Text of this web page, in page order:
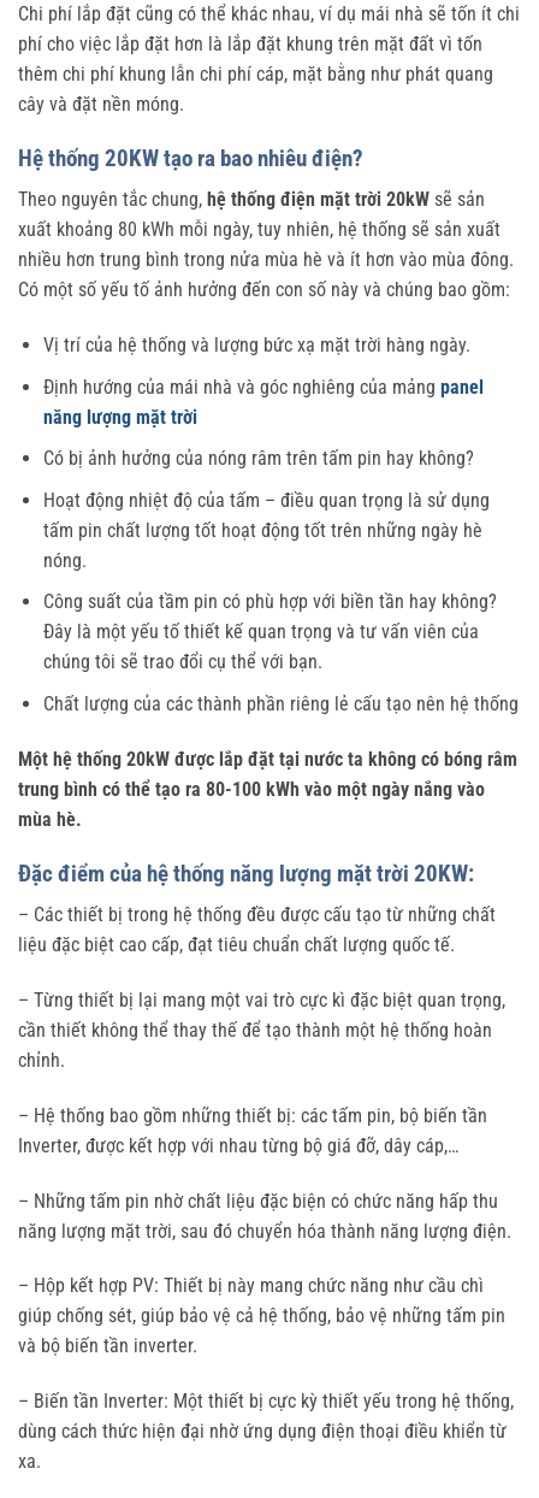
Chi phí lắp đặt cũng có thể khác nhau, ví dụ mái nhà sẽ tốn ít chi
phí cho việc lắp đặt hơn là lắp đặt khung trên mặt đất vì tốn
thêm chi phí khung lẫn chi phí cáp, mặt bằng như phát quang
cây và đặt nền móng.
Hệ thống 20KW tạo ra bao nhiêu điện?
Theo nguyên tắc chung, hệ thống điện mặt trời 20kW sẽ sản
xuất khoảng 80 kWh mỗi ngày, tuy nhiên, hệ thống sẽ sản xuất
nhiều hơn trung bình trong nửa mùa hè và ít hơn vào mùa đông.
Có một số yếu tố ảnh hưởng đến con số này và chúng bao gồm:
Vị trí của hệ thống và lượng bức xạ mặt trời hàng ngày.
Định hướng của mái nhà và góc nghiêng của mảng panel
năng lượng mặt trời
Có bị ảnh hưởng của nóng râm trên tấm pin hay không?
Hoạt động nhiệt độ của tấm – điều quan trọng là sử dụng
tấm pin chất lượng tốt hoạt động tốt trên những ngày hè
nóng.
Công suất của tầm pin có phù hợp với biền tần hay không?
Đây là một yếu tố thiết kế quan trọng và tư vấn viên của
chúng tôi sẽ trao đổi cụ thể với bạn.
Chất lượng của các thành phần riêng lẻ cấu tạo nên hệ thống
Một hệ thống 20kW được lắp đặt tại nước ta không có bóng râm
trung bình có thể tạo ra 80-100 kWh vào một ngày nắng vào
mùa hè.
Đặc điểm của hệ thống năng lượng mặt trời 20KW:
– Các thiết bị trong hệ thống đều được cấu tạo từ những chất
liệu đặc biệt cao cấp, đạt tiêu chuẩn chất lượng quốc tế.
– Từng thiết bị lại mang một vai trò cực kì đặc biệt quan trọng,
cần thiết không thể thay thế để tạo thành một hệ thống hoàn
chỉnh.
– Hệ thống bao gồm những thiết bị: các tấm pin, bộ biến tần
Inverter, được kết hợp với nhau từng bộ giá đỡ, dây cáp,…
– Những tấm pin nhờ chất liệu đặc biện có chức năng hấp thu
năng lượng mặt trời, sau đó chuyển hóa thành năng lượng điện.
– Hộp kết hợp PV: Thiết bị này mang chức năng như cầu chì
giúp chống sét, giúp bảo vệ cả hệ thống, bảo vệ những tấm pin
và bộ biến tần inverter.
– Biến tần Inverter: Một thiết bị cực kỳ thiết yếu trong hệ thống,
dùng cách thức hiện đại nhờ ứng dụng điện thoại điều khiển từ
xa.